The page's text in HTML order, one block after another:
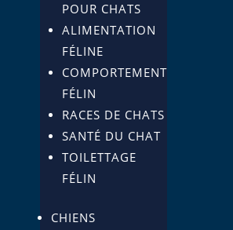
POUR CHATS
ALIMENTATION
FÉLINE
COMPORTEMENT
FÉLIN
RACES DE CHATS
SANTÉ DU CHAT
TOILETTAGE
FÉLIN
CHIENS